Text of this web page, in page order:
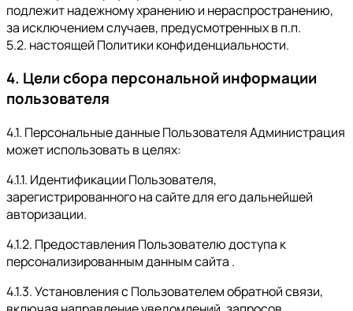
подлежит надежному хранению и нераспространению,
за исключением случаев, предусмотренных в п.п.
5.2. настоящей Политики конфиденциальности.
4. Цели сбора персональной информации
пользователя
4.1. Персональные данные Пользователя Администрация
может использовать в целях:
4.1.1. Идентификации Пользователя,
зарегистрированного на сайте для его дальнейшей
авторизации.
4.1.2. Предоставления Пользователю доступа к
персонализированным данным сайта .
4.1.3. Установления с Пользователем обратной связи,